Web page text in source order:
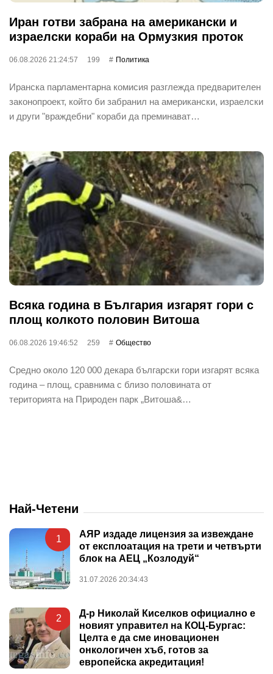
Иран готви забрана на американски и
израелски кораби на Ормузкия проток
06.08.2026 21:24:57 199 Политика
Иранска парламентарна комисия разглежда предварителен
законопроект, който би забранил на американски, израелски
и други "враждебни" кораби да преминават…
Всяка година в България изгарят гори с
площ колкото половин Витоша
06.08.2026 19:46:52 259 Общество
Средно около 120 000 декара български гори изгарят всяка
година – площ, сравнима с близо половината от
територията на Природен парк „Витоша&…
Най-Четени
1
АЯР издаде лицензия за извеждане
от експлоатация на трети и четвърти
блок на АЕЦ „Козлодуй“
31.07.2026 20:34:43
2
Д-р Николай Киселков официално е
новият управител на КОЦ-Бургас:
Целта е да сме иновационен
онкологичен хъб, готов за
европейска акредитация!